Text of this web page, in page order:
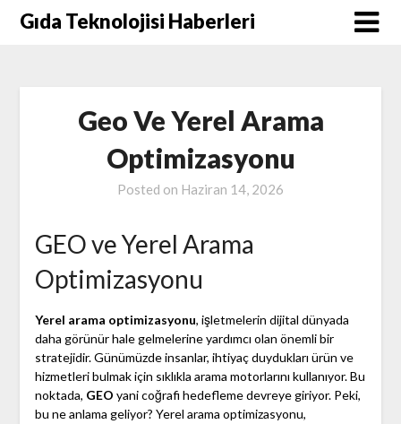
SkipGıda Teknolojisi Haberleri
Geo Ve Yerel Arama
Optimizasyonu
Posted on Haziran 14, 2026
GEO ve Yerel Arama
Optimizasyonu
Yerel arama optimizasyonu, işletmelerin dijital dünyada
daha görünür hale gelmelerine yardımcı olan önemli bir
stratejidir. Günümüzde insanlar, ihtiyaç duydukları ürün ve
hizmetleri bulmak için sıklıkla arama motorlarını kullanıyor. Bu
noktada, GEO yani coğrafi hedefleme devreye giriyor. Peki,
bu ne anlama geliyor? Yerel arama optimizasyonu,